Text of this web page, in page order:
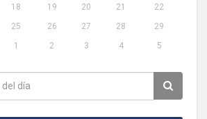
18 19 20 21
22
25 26 27 28
29
1 2 3 4 5